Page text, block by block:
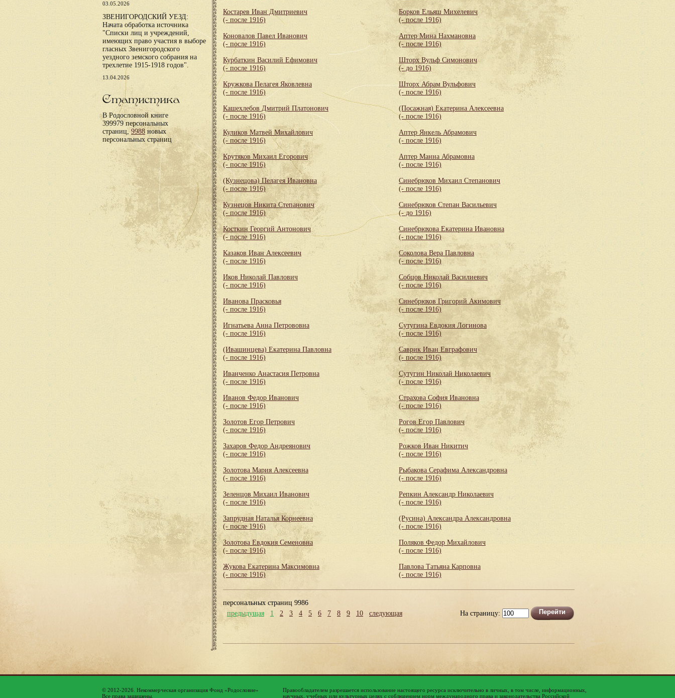
03.05.2026
ЗВЕНИГОРОДСКИЙ УЕЗД:
Начата обработка источника
"Списки лиц и учреждений,
имеющих право участия в выборе
гласных Звенигородского
уездного земского собрания на
трехлетие 1915-1918 годов".
13.04.2026
Статистика
В Родословной книге
399979 персональных
страниц,9988 новых
персональных страниц
Костарев Иван Дмитриевич
(- после 1916)
Коновалов Павел Иванович
(- после 1916)
Курбаткин Василий Ефимович
(- после 1916)
Кружкова Пелагея Яковлевна
(- после 1916)
Кашехлебов Дмитрий Платонович
(- после 1916)
Куликов Матвей Михайлович
(- после 1916)
Крутяков Михаил Егорович
(- после 1916)
(Кузнецова) Пелагея Ивановна
(- после 1916)
Кузнецов Никита Степанович
(- после 1916)
Косткин Георгий Антонович
(- после 1916)
Казаков Иван Алексеевич
(- после 1916)
Иков Николай Павлович
(- после 1916)
Иванова Прасковья
(- после 1916)
Игнатьева Анна Петрововна
(- после 1916)
(Ивашинцева) Екатерина Павловна
(- после 1916)
Иванченко Анастасия Петровна
(- после 1916)
Иванов Федор Иванович
(- после 1916)
Золотов Егор Петрович
(- после 1916)
Захаров Федор Андреянович
(- после 1916)
Золотова Мария Алексеевна
(- после 1916)
Зеленцов Михаил Иванович
(- после 1916)
Запрудная Наталья Корнеевна
(- после 1916)
Золотова Евдокия Семеновна
(- после 1916)
Жукова Екатерина Максимовна
(- после 1916)
Борков Ельяш Михелевич
(- после 1916)
Аптер Мина Нахмановна
(- после 1916)
Шторх Вульф Симонович
(- до 1916)
Шторх Абрам Вульфович
(- после 1916)
(Посажная) Екатерина Алексеевна
(- после 1916)
Аптер Янкель Абрамович
(- после 1916)
Аптер Манна Абрамовна
(- после 1916)
Синебрюхов Михаил Степанович
(- после 1916)
Синебрюхов Степан Васильевич
(- до 1916)
Синебрюхова Екатерина Ивановна
(- после 1916)
Соколова Вера Павловна
(- после 1916)
Собцов Николай Василиевич
(- после 1916)
Синебрюхов Григорий Акимович
(- после 1916)
Сутугина Евдокия Логинова
(- после 1916)
Саврик Иван Евграфович
(- после 1916)
Сутугин Николай Николаевич
(- после 1916)
Страхова София Ивановна
(- после 1916)
Рогов Егор Павлович
(- после 1916)
Рожков Иван Никитич
(- после 1916)
Рыбакова Серафима Александровна
(- после 1916)
Репкин Александр Николаевич
(- после 1916)
(Русина) Александра Александровна
(- после 1916)
Поляков Федор Михайлович
(- после 1916)
Павлова Татьяна Карповна
(- после 1916)
персональных страниц 9986
предыдущая
1 2 3 4 5 6 7 8 9 10 следующая На страницу:
© 2012-2026. Некоммерческая организация Фонд «Родословие»
Все права защищены.
Правообладателем разрешается использование настоящего ресурса исключительно в личных, в том числе, информационных,
научных, учебных или культурных целях с соблюдением норм международного права и законодательства Российской